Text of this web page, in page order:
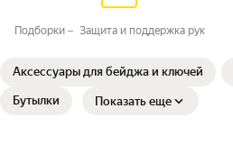
Подборки Защита и поддержка рук
Аксессуары для бейджа и ключей
Бутылки Показать еще